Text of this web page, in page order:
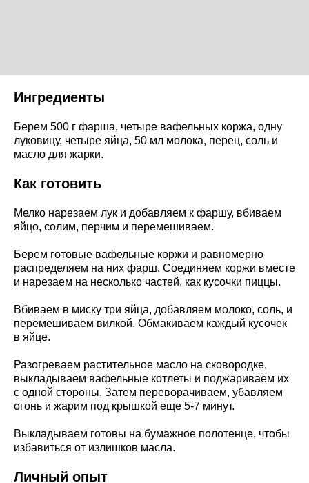
Ингредиенты
Берем 500 г фарша, четыре вафельных коржа, одну
луковицу, четыре яйца, 50 мл молока, перец, соль и
масло для жарки.
Как готовить
Мелко нарезаем лук и добавляем к фаршу, вбиваем
яйцо, солим, перчим и перемешиваем.
Берем готовые вафельные коржи и равномерно
распределяем на них фарш. Соединяем коржи вместе
и нарезаем на несколько частей, как кусочки пиццы.
Вбиваем в миску три яйца, добавляем молоко, соль, и
перемешиваем вилкой. Обмакиваем каждый кусочек
в яйце.
Разогреваем растительное масло на сковородке,
выкладываем вафельные котлеты и поджариваем их
с одной стороны. Затем переворачиваем, убавляем
огонь и жарим под крышкой еще 5-7 минут.
Выкладываем готовы на бумажное полотенце, чтобы
избавиться от излишков масла.
Личный опыт